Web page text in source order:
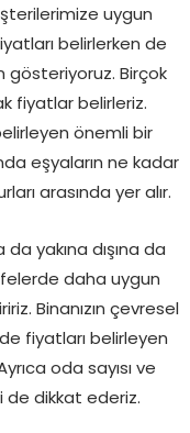
uygun
belirlerken de
Birçok
fiyatlar belirleriz.
belirleyen önemli bir
eşyaların ne kadar
arasında yer alır.
yakına dışına da
daha uygun
Binanızın çevresel
fiyatları belirleyen
oda sayısı ve
de dikkat ederiz.